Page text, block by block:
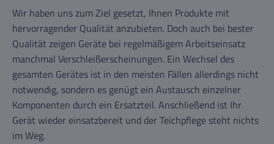
Wir haben uns zum Ziel gesetzt, Ihnen Produkte mit
hervorragender Qualität anzubieten. Doch auch bei bester
Qualität zeigen Geräte bei regelmäßigem Arbeitseinsatz
manchmal Verschleißerscheinungen. Ein Wechsel des
gesamten Gerätes ist in den meisten Fällen allerdings nicht
notwendig, sondern es genügt ein Austausch einzelner
Komponenten durch ein Ersatzteil. Anschließend ist Ihr
Gerät wieder einsatzbereit und der Teichpflege steht nichts
im Weg.